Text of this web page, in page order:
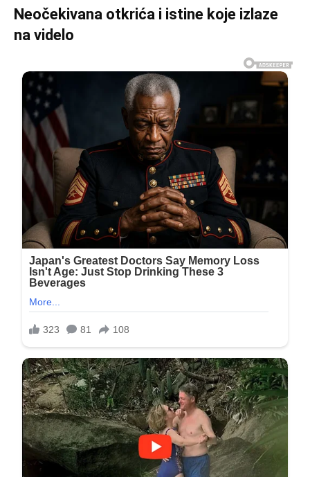
Neočekivana otkrića i istine koje izlaze
na videlo